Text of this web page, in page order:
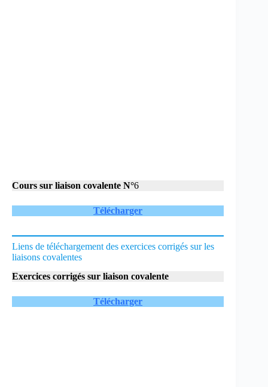
Cours sur liaison covalente N°6
Télécharger
Liens de téléchargement des exercices corrigés sur les
liaisons covalentes
Exercices corrigés sur liaison covalente
Télécharger